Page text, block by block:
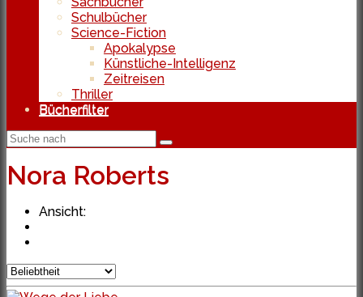
Schulbücher
Science-Fiction
Apokalypse
Künstliche-Intelligenz
Zeitreisen
Thriller
Bücherfilter
Nora Roberts
Ansicht: